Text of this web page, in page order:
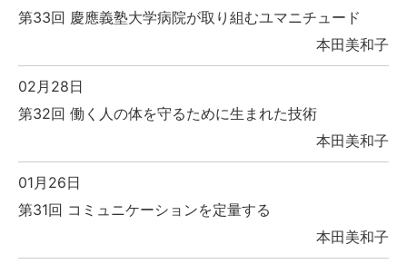
第33回 慶應義塾大学病院が取り組むユマニチュード
本田美和子
02月28日
第32回 働く人の体を守るために生まれた技術
本田美和子
01月26日
第31回 コミュニケーションを定量する
本田美和子